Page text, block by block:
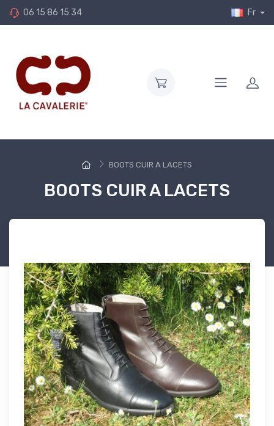
06 15 86 15 34 Fr
BOOTS CUIR A LACETS
BOOTS CUIR A LACETS